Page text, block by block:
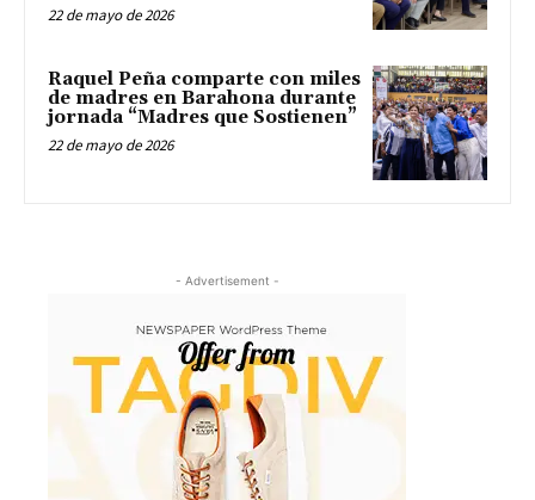
22 de mayo de 2026
Raquel Peña comparte con miles
de madres en Barahona durante
jornada “Madres que Sostienen”
22 de mayo de 2026
- Advertisement -